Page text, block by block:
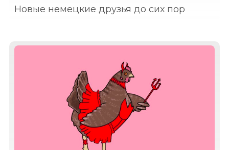
Новые немецкие друзья до сих пор